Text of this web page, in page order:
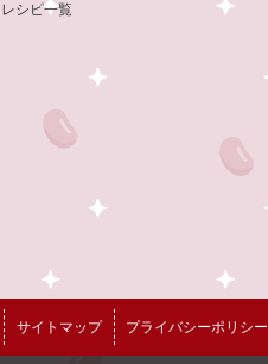
レシピ一覧
サイトマップ プライバシーポリシー